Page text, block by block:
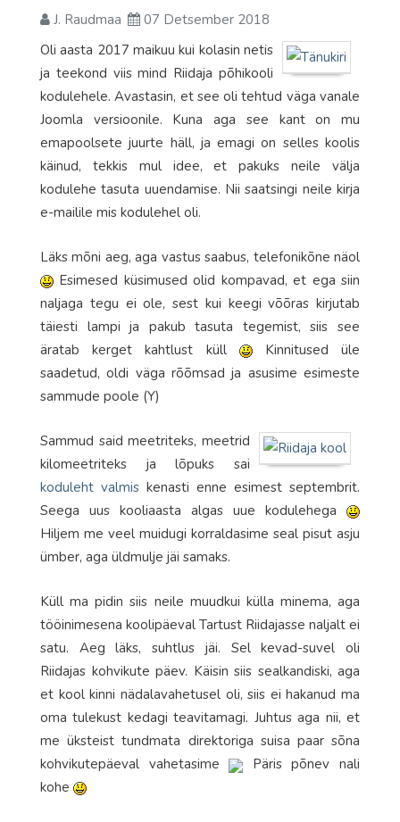
J. Raudmaa
07 Detsember 2018
Oli aasta 2017 maikuu kui kolasin netis
ja teekond viis mind Riidaja põhikooli
kodulehele. Avastasin, et see oli tehtud väga vanale
Joomla versioonile. Kuna aga see kant on mu
emapoolsete juurte häll, ja emagi on selles koolis
käinud, tekkis mul idee, et pakuks neile välja
kodulehe tasuta uuendamise. Nii saatsingi neile kirja
e-mailile mis kodulehel oli.
Läks mõni aeg, aga vastus saabus, telefonikõne näol
Esimesed küsimused olid kompavad, et ega siin
naljaga tegu ei ole, sest kui keegi võõras kirjutab
täiesti lampi ja pakub tasuta tegemist, siis see
äratab kerget kahtlust küll
Kinnitused üle
saadetud, oldi väga rõõmsad ja asusime esimeste
sammude poole (Y)
Sammud said meetriteks, meetrid
kilomeetriteks ja lõpuks sai
koduleht valmis kenasti enne esimest septembrit.
Seega uus kooliaasta algas uue kodulehega
Hiljem me veel muidugi korraldasime seal pisut asju
ümber, aga üldmulje jäi samaks.
Küll ma pidin siis neile muudkui külla minema, aga
tööinimesena koolipäeval Tartust Riidajasse naljalt ei
satu. Aeg läks, suhtlus jäi. Sel kevad-suvel oli
Riidajas kohvikute päev. Käisin siis sealkandiski, aga
et kool kinni nädalavahetusel oli, siis ei hakanud ma
oma tulekust kedagi teavitamagi. Juhtus aga nii, et
me üksteist tundmata direktoriga suisa paar sõna
kohvikutepäeval vahetasime
Päris põnev nali
kohe